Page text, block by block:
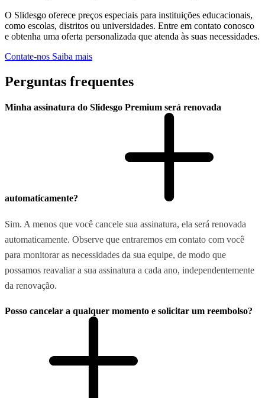
O Slidesgo oferece preços especiais para instituições educacionais,
como escolas, distritos ou universidades. Entre em contato conosco
e obtenha uma oferta personalizada que atenda às suas necessidades.
Contate-nos Saiba mais
Perguntas frequentes
Minha assinatura do Slidesgo Premium será renovada
automaticamente?
Sim. A menos que você cancele sua assinatura, ela será renovada
automaticamente. Observe que entraremos em contato com você
para monitorar as necessidades da sua equipe, de modo que
possamos reavaliar a sua assinatura a cada ano, independentemente
da renovação.
Posso cancelar a qualquer momento e solicitar um reembolso?